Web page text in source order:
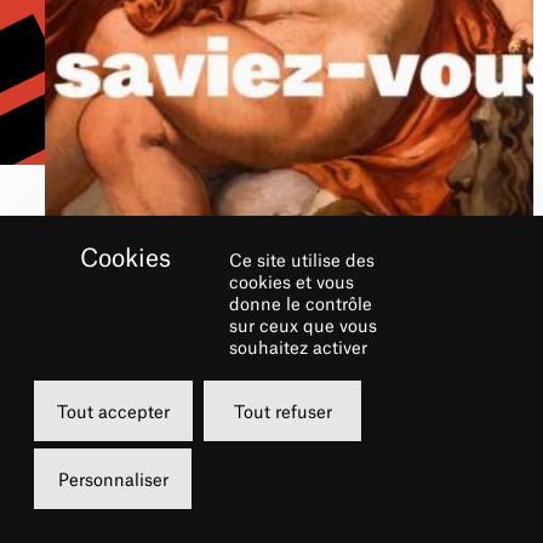
AOÛT AU CHÂTELET
Ce site utilise des
cookies et vous
donne le contrôle
sur ceux que vous
souhaitez activer
Tout accepter Tout refuser
Personnaliser